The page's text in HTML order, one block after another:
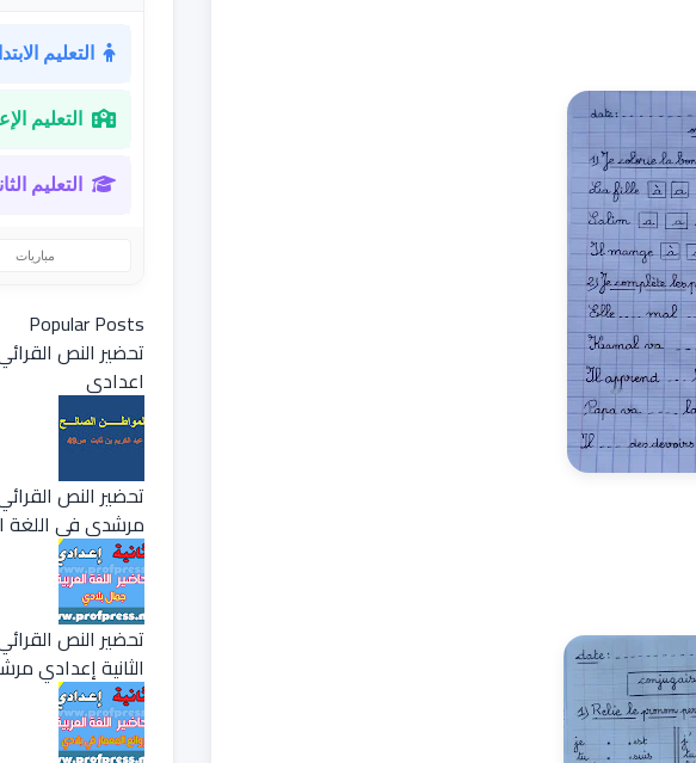
التعليم
التعليم
التعليم
مباريات
Popular Posts
تحضير النص
اعدادي
تحضير النص
مرشدي في اللغة
تحضير النص
الثانية إعدادي